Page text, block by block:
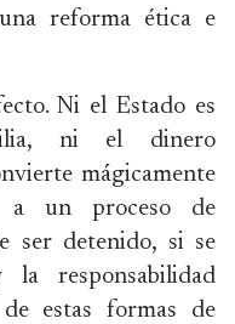
reforma ética e
Ni el Estado es
ni el dinero
mágicamente
a un proceso de
ser detenido, si se
responsabilidad
estas formas de